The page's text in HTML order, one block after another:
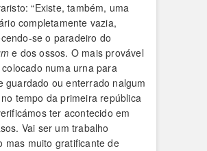
“Existe, também, uma
completamente vazia,
se o paradeiro do
e dos ossos. O mais provável
numa urna para
guardado ou enterrado nalgum
tempo da primeira república
ter acontecido em
Vai ser um trabalho
mas muito gratificante de